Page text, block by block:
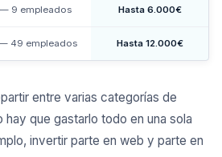
9 empleados Hasta 6.000€
49 empleados Hasta 12.000€
entre varias categorías de
que gastarlo todo en una sola
invertir parte en web y parte en